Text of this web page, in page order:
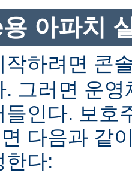
아파치
작하려면 콘
. 그러면 운
들인다. 보호
다음과 같
한다: